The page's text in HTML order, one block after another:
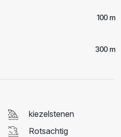
100 m
300 m
kiezelstenen
Rotsachtig